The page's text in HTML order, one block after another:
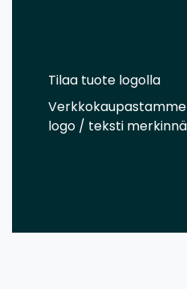
Tilaa tuote logolla
logo / teksti